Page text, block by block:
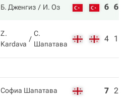
Б. Дженгиз И. Оз 6 6
Z.
Kardava
С.
Шапатава
4 1
Софиа Шапатава 7 2